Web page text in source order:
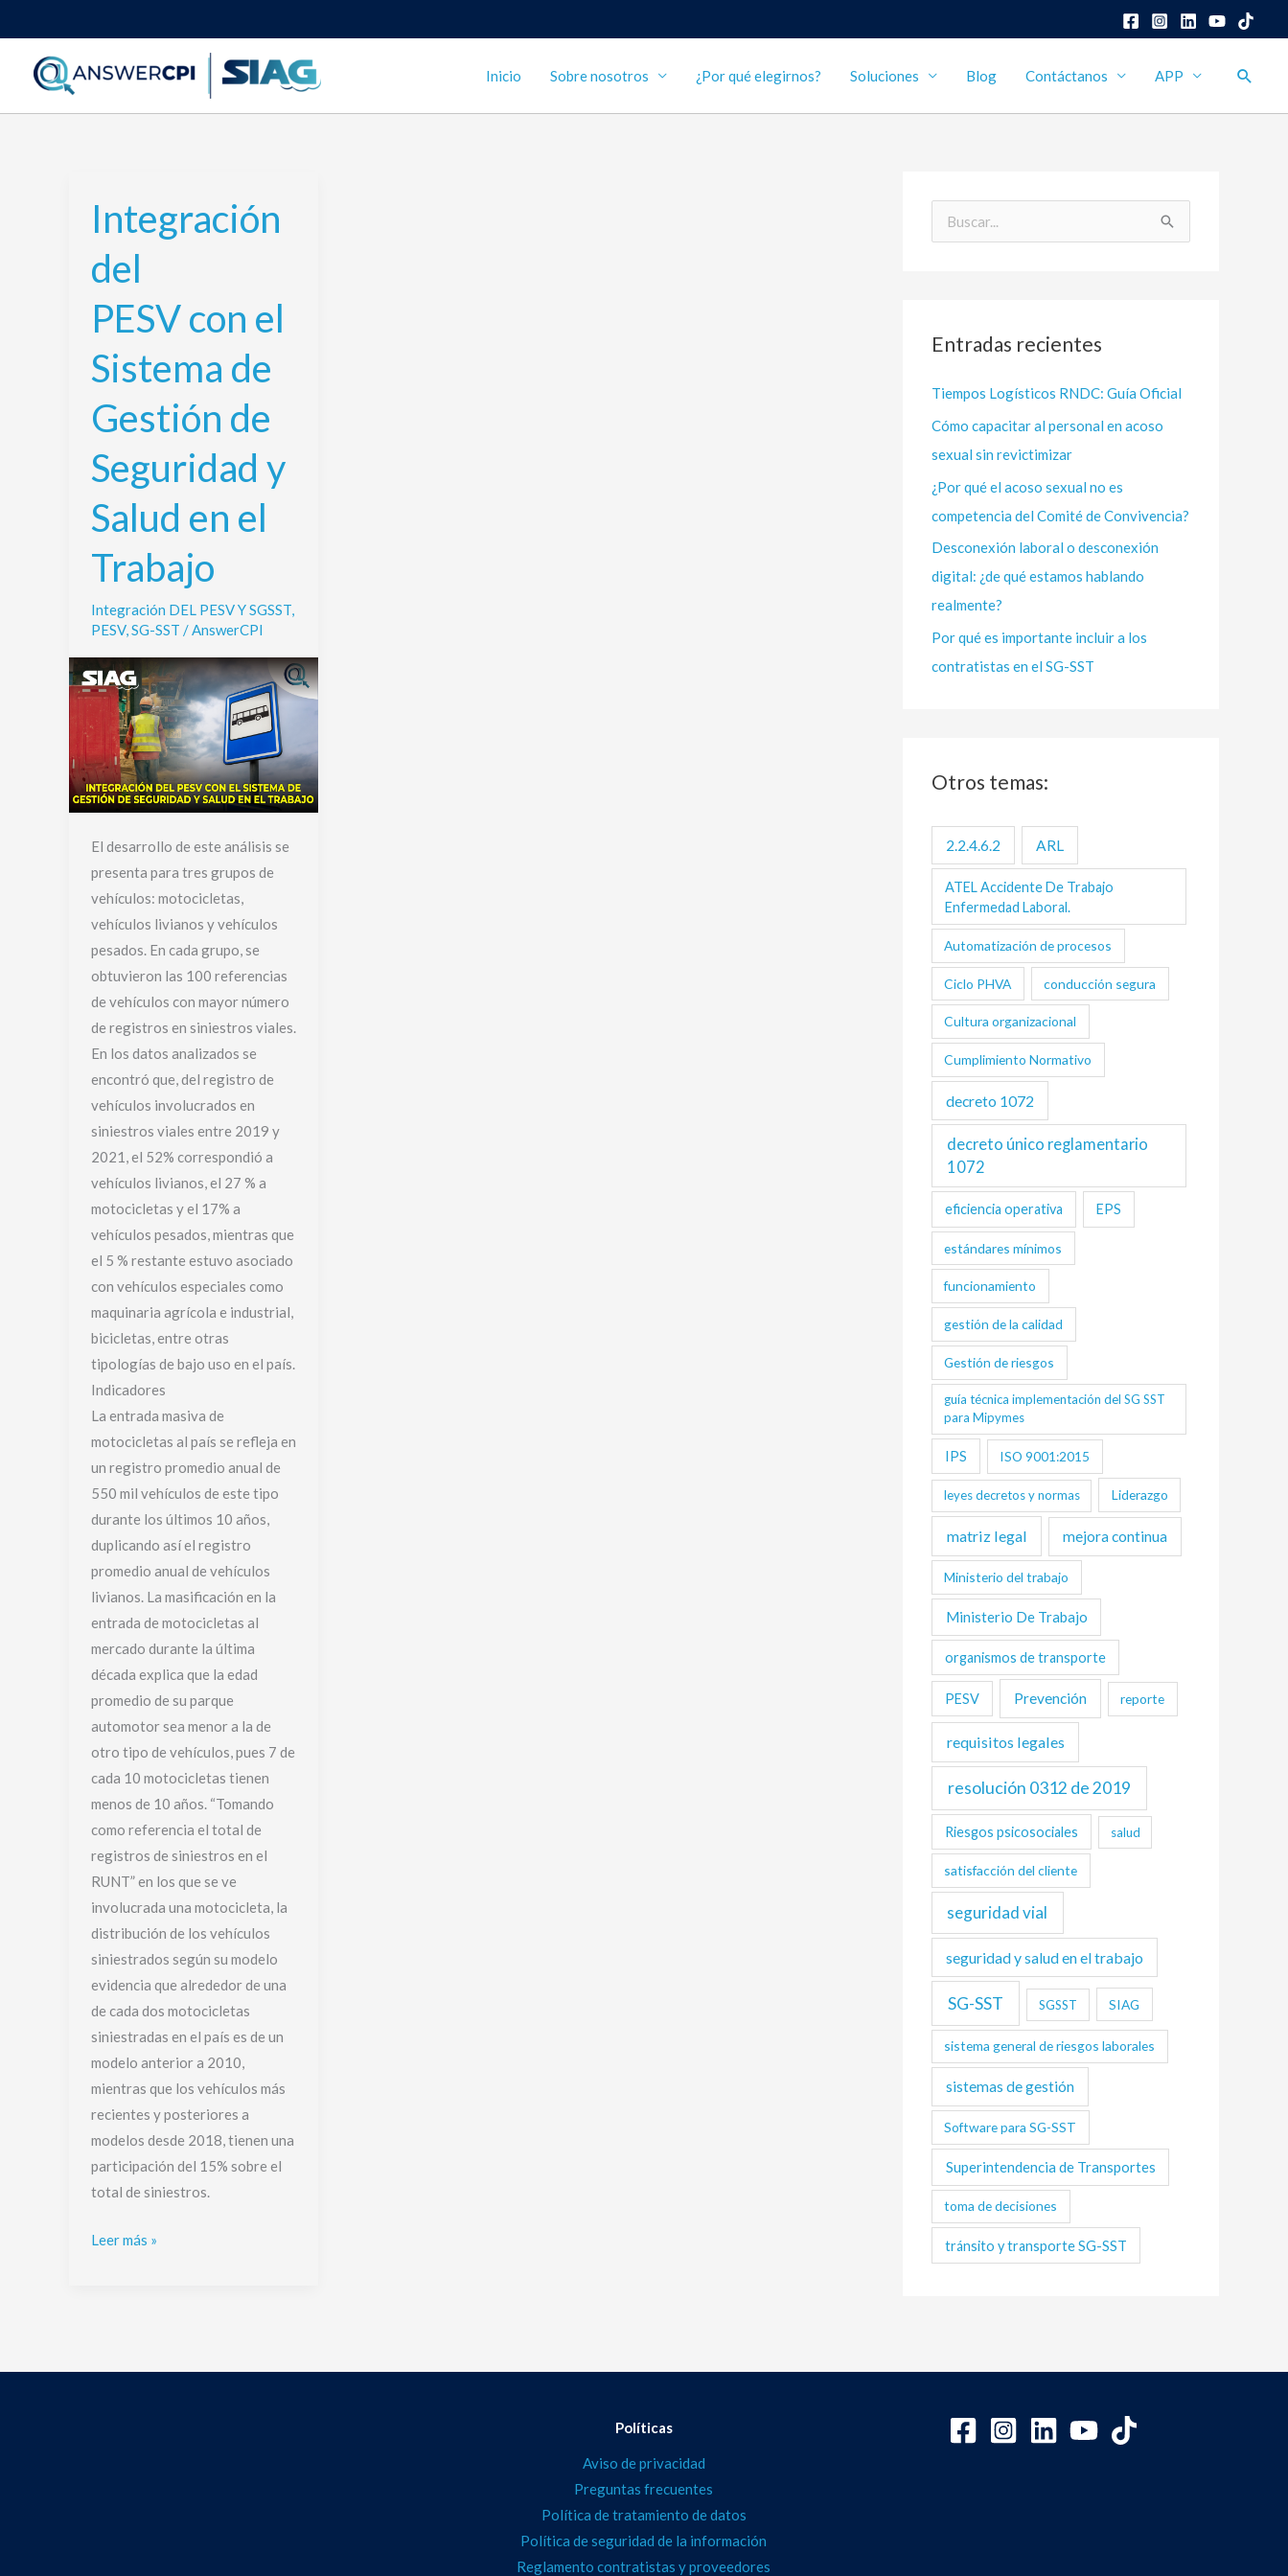
al
contenido
Inicio Sobre nosotros ¿Por qué elegirnos? Soluciones Blog Contáctanos APP
Integración
del
PESV con el
Sistema de
Gestión de
Seguridad y
Salud en el
Trabajo
Integración DEL PESV Y SGSST,
PESV, SG-SST / AnswerCPI
El desarrollo de este análisis se
presenta para tres grupos de
vehículos: motocicletas,
vehículos livianos y vehículos
pesados. En cada grupo, se
obtuvieron las 100 referencias
de vehículos con mayor número
de registros en siniestros viales.
En los datos analizados se
encontró que, del registro de
vehículos involucrados en
siniestros viales entre 2019 y
2021, el 52% correspondió a
vehículos livianos, el 27 % a
motocicletas y el 17% a
vehículos pesados, mientras que
el 5 % restante estuvo asociado
con vehículos especiales como
maquinaria agrícola e industrial,
bicicletas, entre otras
tipologías de bajo uso en el país.
Indicadores
La entrada masiva de
motocicletas al país se refleja en
un registro promedio anual de
550 mil vehículos de este tipo
durante los últimos 10 años,
duplicando así el registro
promedio anual de vehículos
livianos. La masificación en la
entrada de motocicletas al
mercado durante la última
década explica que la edad
promedio de su parque
automotor sea menor a la de
otro tipo de vehículos, pues 7 de
cada 10 motocicletas tienen
menos de 10 años. “Tomando
como referencia el total de
registros de siniestros en el
RUNT” en los que se ve
involucrada una motocicleta, la
distribución de los vehículos
siniestrados según su modelo
evidencia que alrededor de una
de cada dos motocicletas
siniestradas en el país es de un
modelo anterior a 2010,
mientras que los vehículos más
recientes y posteriores a
modelos desde 2018, tienen una
participación del 15% sobre el
total de siniestros.
Integración
del
PESV con
el
Sistema
de
Gestión
de
Seguridad
Salud
el
Leer más »
a
p
o
r
:
Entradas recientes
Tiempos Logísticos RNDC: Guía Oficial
Cómo capacitar al personal en acoso
sexual sin revictimizar
¿Por qué el acoso sexual no es
competencia del Comité de Convivencia?
Desconexión laboral o desconexión
digital: ¿de qué estamos hablando
realmente?
Por qué es importante incluir a los
contratistas en el SG-SST
Otros temas:
2.2.4.6.2 ARL
ATEL Accidente De Trabajo
Enfermedad Laboral.
Automatización de procesos
Ciclo PHVA conducción segura
Cultura organizacional
Cumplimiento Normativo
decreto 1072
decreto único reglamentario
1072
eficiencia operativa EPS
estándares mínimos
funcionamiento
gestión de la calidad
Gestión de riesgos
guía técnica implementación del SG SST
para Mipymes
IPS ISO 9001:2015
leyes decretos y normas Liderazgo
matriz legal mejora continua
Ministerio del trabajo
Ministerio De Trabajo
organismos de transporte
PESV Prevención reporte
requisitos legales
resolución 0312 de 2019
Riesgos psicosociales salud
satisfacción del cliente
seguridad vial
seguridad y salud en el trabajo
SG-SST SGSST SIAG
sistema general de riesgos laborales
sistemas de gestión
Software para SG-SST
Superintendencia de Transportes
toma de decisiones
tránsito y transporte SG-SST
Políticas
Aviso de privacidad
Preguntas frecuentes
Política de tratamiento de datos
Política de seguridad de la información
Reglamento contratistas y proveedores